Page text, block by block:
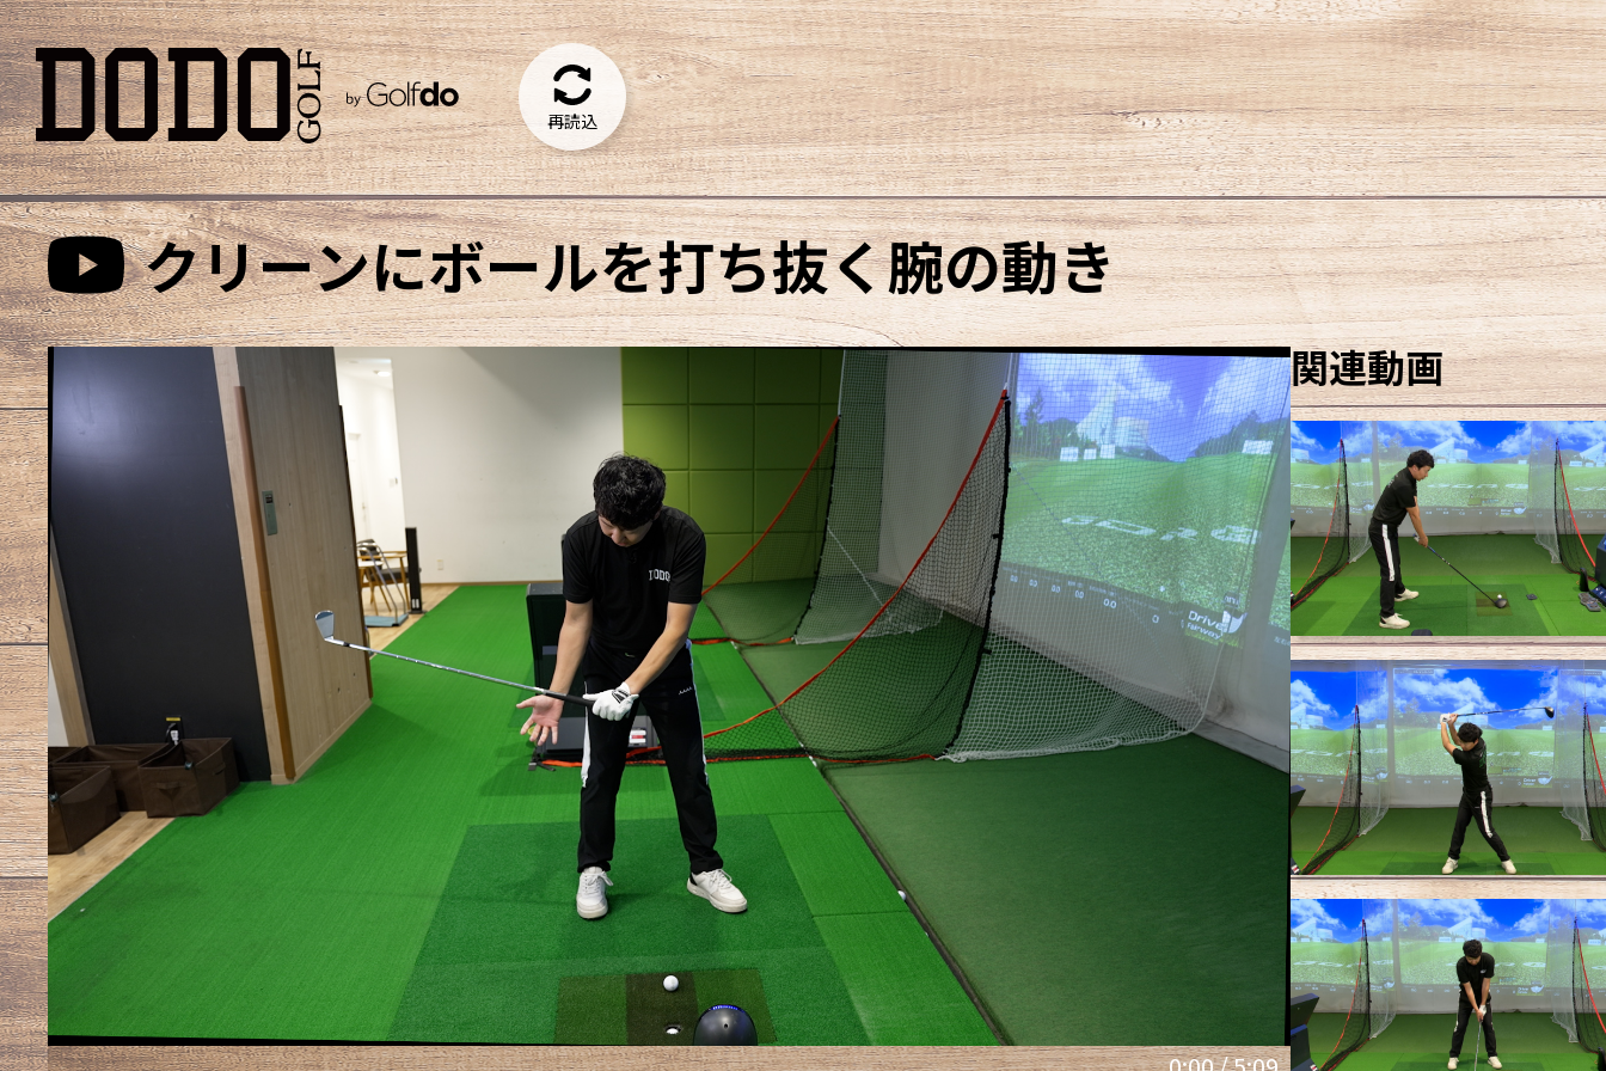
再読込
クリーンにボールを打ち抜く腕の動き
関連動画